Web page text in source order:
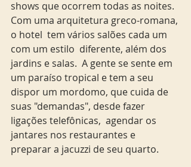
shows que ocorrem todas as noites.
Com uma arquitetura greco-romana,
o hotel  tem vários salões cada um
com um estilo  diferente, além dos
jardins e salas.  A gente se sente em
um paraíso tropical e tem a seu
dispor um mordomo, que cuida de
suas "demandas", desde fazer
ligações telefônicas,  agendar os
jantares nos restaurantes e
preparar a jacuzzi de seu quarto.